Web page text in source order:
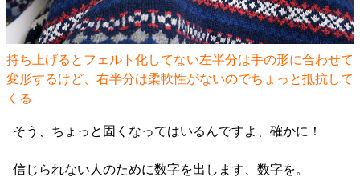
持ち上げるとフェルト化してない左半分は手の形に合わせて
変形するけど、右半分は柔軟性がないのでちょっと抵抗して
くる
そう、ちょっと固くなってはいるんですよ、確かに！
信じられない人のために数字を出します、数字を。